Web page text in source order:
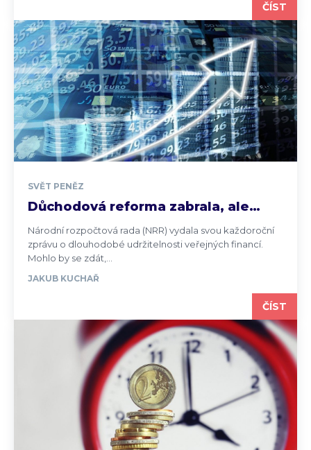
ČÍST
SVĚT PENĚZ
Důchodová reforma zabrala, ale…
Národní rozpočtová rada (NRR) vydala svou každoroční
zprávu o dlouhodobé udržitelnosti veřejných financí.
Mohlo by se zdát,...
JAKUB KUCHAŘ
ČÍST